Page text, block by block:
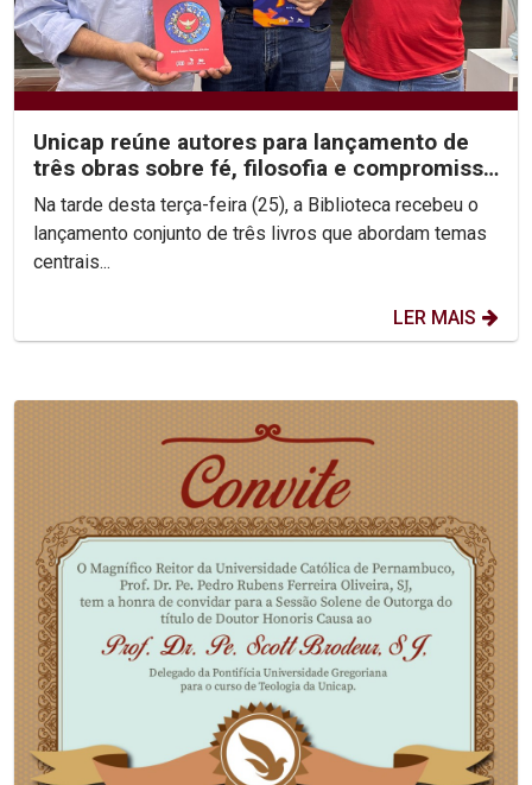
Unicap reúne autores para lançamento de
três obras sobre fé, filosofia e compromisso
social
Na tarde desta terça-feira (25), a Biblioteca recebeu o
lançamento conjunto de três livros que abordam temas
centrais...
LER MAIS